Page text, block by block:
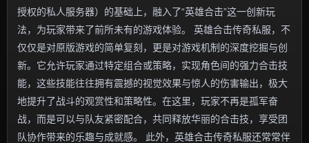
授权的私人服务器）的基础上，融入了“英雄合击”这一创新玩
法，为玩家带来了前所未有的游戏体验。 英雄合击传奇私服，不
仅仅是对原版游戏的简单复刻，更是对游戏机制的深度挖掘与创
新。它允许玩家通过特定组合或策略，实现角色间的强力合击技
能，这些技能往往拥有震撼的视觉效果与惊人的伤害输出，极大
地提升了战斗的观赏性和策略性。在这里，玩家不再是孤军奋
战，而是可以与队友紧密配合，共同释放华丽的合击技，享受团
队协作带来的乐趣与成就感。 此外，英雄合击传奇私服还常常伴